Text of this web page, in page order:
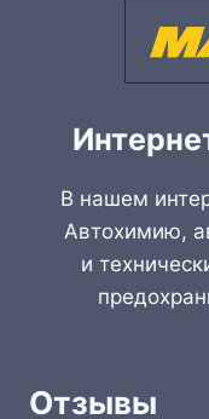
В нашем
Автохимию,
и
Отзывы